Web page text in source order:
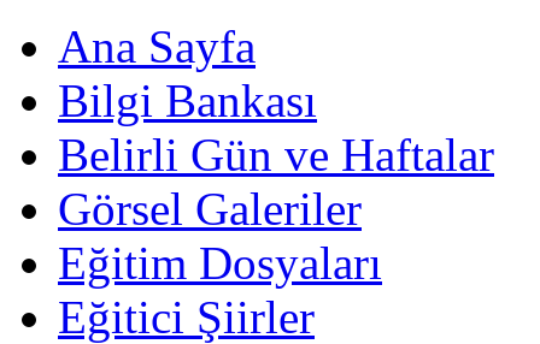
Ana Sayfa
Bilgi Bankası
Belirli Gün ve Haftalar
Görsel Galeriler
Eğitim Dosyaları
Eğitici Şiirler